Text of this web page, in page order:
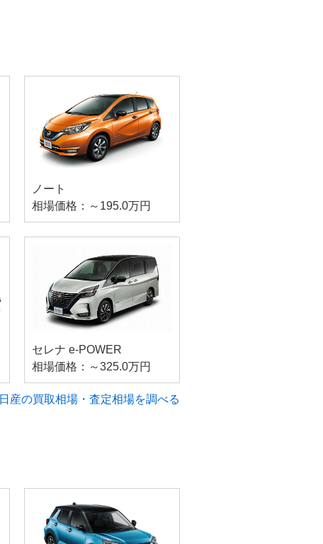
ノート
相場価格：～195.0万円
セレナ e-POWER
相場価格：～325.0万円
日産の買取相場・査定相場を調べる